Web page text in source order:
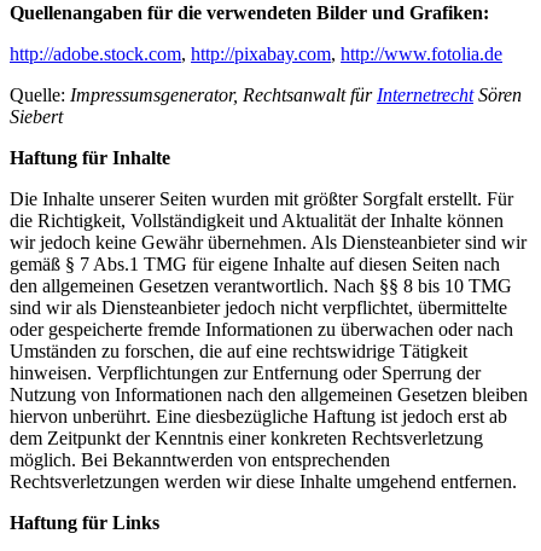
Quellenangaben für die verwendeten Bilder und Grafiken:
http://adobe.stock.com, http://pixabay.com, http://www.fotolia.de
Quelle: Impressumsgenerator, Rechtsanwalt für InternetrechtSören
Siebert
Haftung für Inhalte
Die Inhalte unserer Seiten wurden mit größter Sorgfalt erstellt. Für
die Richtigkeit, Vollständigkeit und Aktualität der Inhalte können
wir jedoch keine Gewähr übernehmen. Als Diensteanbieter sind wir
gemäß § 7 Abs.1 TMG für eigene Inhalte auf diesen Seiten nach
den allgemeinen Gesetzen verantwortlich. Nach §§ 8 bis 10 TMG
sind wir als Diensteanbieter jedoch nicht verpflichtet, übermittelte
oder gespeicherte fremde Informationen zu überwachen oder nach
Umständen zu forschen, die auf eine rechtswidrige Tätigkeit
hinweisen. Verpflichtungen zur Entfernung oder Sperrung der
Nutzung von Informationen nach den allgemeinen Gesetzen bleiben
hiervon unberührt. Eine diesbezügliche Haftung ist jedoch erst ab
dem Zeitpunkt der Kenntnis einer konkreten Rechtsverletzung
möglich. Bei Bekanntwerden von entsprechenden
Rechtsverletzungen werden wir diese Inhalte umgehend entfernen.
Haftung für Links